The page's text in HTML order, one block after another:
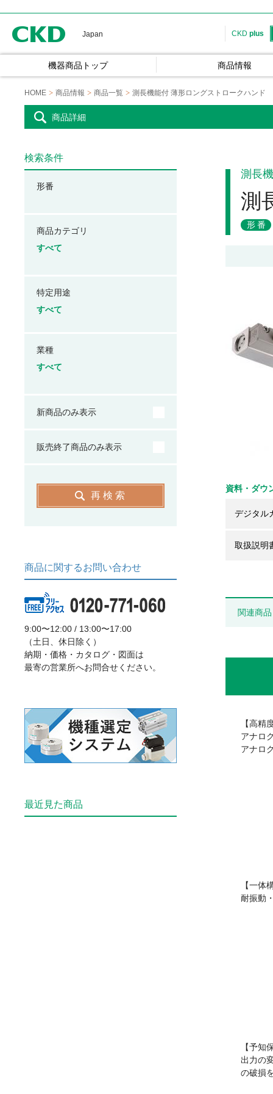
Japan CKD plus
機器商品トップ 商品情報
HOME 商品情報 商品一覧 測長機能付 薄形ロングストロークハンド
商品詳細
測長
測
形番
資料・ダウ
デジタル
取扱説明
関連商品
【高精
アナロ
アナロ
【一体
耐振動
【予知
出力の
の破損
検索条件
形番
商品カテゴリ
すべて
特定用途
すべて
業種
すべて
新商品のみ表示
販売終了商品のみ表示
再検索
商品に関するお問い合わせ
9:00〜12:00 / 13:00〜17:00
（土日、休日除く）
納期・価格・カタログ・図面は
最寄の営業所へお問合せください。
最近見た商品